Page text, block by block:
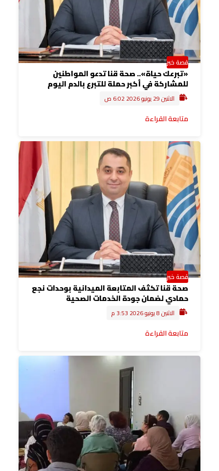
قصة خبر
«تبرعك حياة».. صحة قنا تدعو المواطنين
للمشاركة في أكبر حملة للتبرع بالدم اليوم
الاثنين 29 يونيو 2026 6:02 ص
متابعة القراءة
قصة خبر
صحة قنا تكثف المتابعة الميدانية بوحدات نجع
حمادي لضمان جودة الخدمات الصحية
الاثنين 8 يونيو 2026 3:53 م
متابعة القراءة